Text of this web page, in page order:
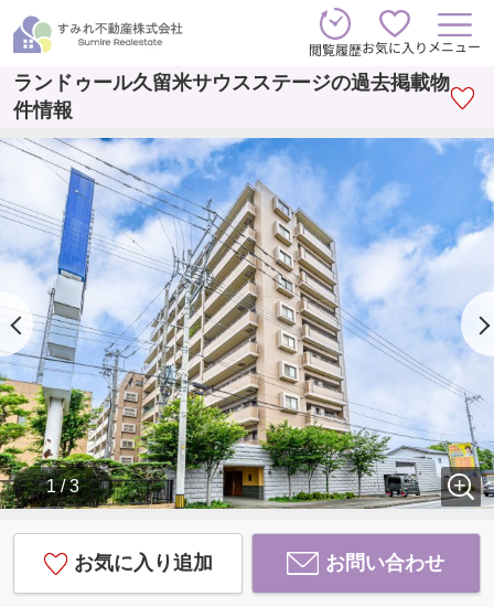
閲覧履歴お気に入り メニュー
ランドゥール久留米サウスステージの過去掲載物
件情報
1 / 3
お気に入り追加 お問い合わせ